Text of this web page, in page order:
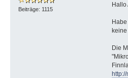
Beiträge: 1115
Hallo
Die